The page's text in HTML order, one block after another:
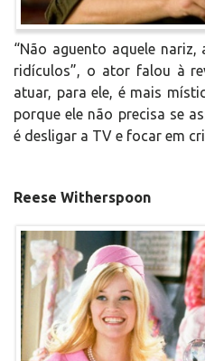
“Não aguento aquele nariz,
ridículos”, o ator falou à
atuar, para ele, é mais
porque ele não precisa se
é desligar a TV e focar em
Reese Witherspoon